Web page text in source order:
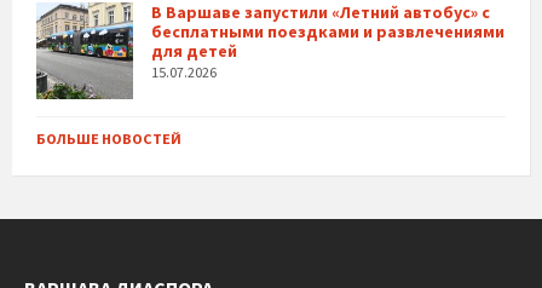
В Варшаве запустили «Летний автобус» с
бесплатными поездками и развлечениями
для детей
15.07.2026
БОЛЬШЕ НОВОСТЕЙ